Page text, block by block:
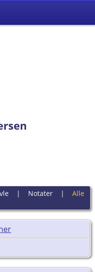
| Notater| Alle